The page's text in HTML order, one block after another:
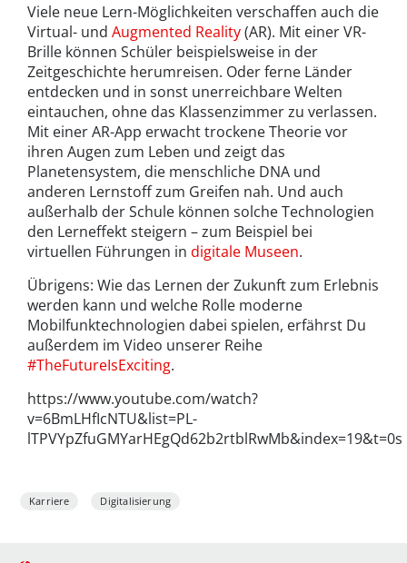
Viele neue Lern-Möglichkeiten verschaffen auch die
Virtual- und Augmented Reality(AR). Mit einer VR-
Brille können Schüler beispielsweise in der
Zeitgeschichte herumreisen. Oder ferne Länder
entdecken und in sonst unerreichbare Welten
eintauchen, ohne das Klassenzimmer zu verlassen.
Mit einer AR-App erwacht trockene Theorie vor
ihren Augen zum Leben und zeigt das
Planetensystem, die menschliche DNA und
anderen Lernstoff zum Greifen nah. Und auch
außerhalb der Schule können solche Technologien
den Lerneffekt steigern – zum Beispiel bei
virtuellen Führungen in digitale Museen.
Übrigens: Wie das Lernen der Zukunft zum Erlebnis
werden kann und welche Rolle moderne
Mobilfunktechnologien dabei spielen, erfährst Du
außerdem im Video unserer Reihe
#TheFutureIsExciting.
https://www.youtube.com/watch?
v=6BmLHfIcNTU&list=PL-
lTPVYpZfuGMYarHEgQd62b2rtblRwMb&index=19&t=0s
Karriere Digitalisierung